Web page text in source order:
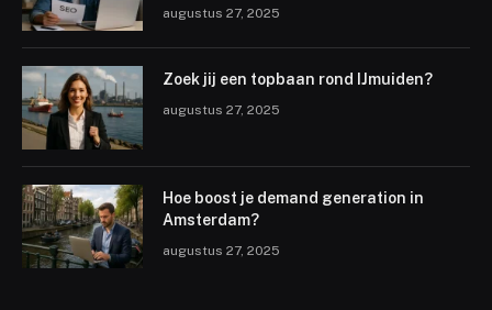
augustus 27, 2025
Zoek jij een topbaan rond IJmuiden?
augustus 27, 2025
Hoe boost je demand generation in
Amsterdam?
augustus 27, 2025